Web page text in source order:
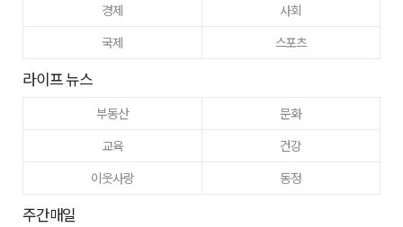
경제
사회
국제
스포츠
라이프 뉴스
부동산
문화
교육
건강
이웃사랑
동정
주간매일